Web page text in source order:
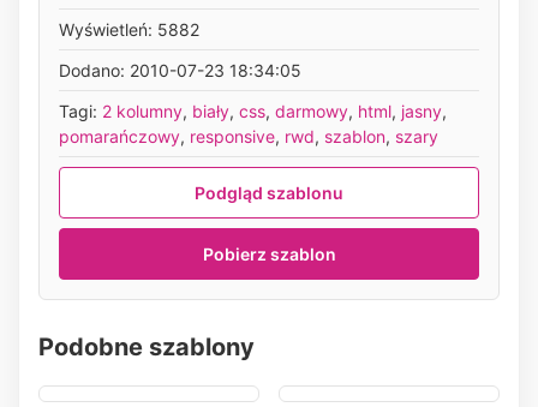
Wyświetleń: 5882
Dodano: 2010-07-23 18:34:05
Tagi: 2 kolumny, biały, css, darmowy, html, jasny,
pomarańczowy, responsive, rwd, szablon, szary
Podgląd szablonu
Pobierz szablon
Podobne szablony